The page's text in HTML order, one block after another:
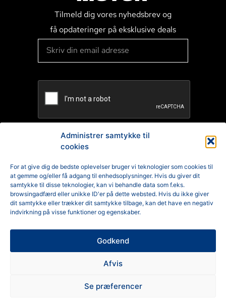
Administrer samtykke til
cookies
For at give dig de bedste oplevelser bruger vi teknologier som cookies til
at gemme og/eller få adgang til enhedsoplysninger. Hvis du giver dit
samtykke til disse teknologier, kan vi behandle data som f.eks.
browsingadfærd eller unikke ID'er på dette websted. Hvis du ikke giver
dit samtykke eller trækker dit samtykke tilbage, kan det have en negativ
indvirkning på visse funktioner og egenskaber.
Godkend
Afvis
Se præferencer
Tilmeld dig vores nyhedsbrev og
få opdateringer på eksklusive deals
Reklamation
Generelle Handelsbetingelser
Privatlivspolitik